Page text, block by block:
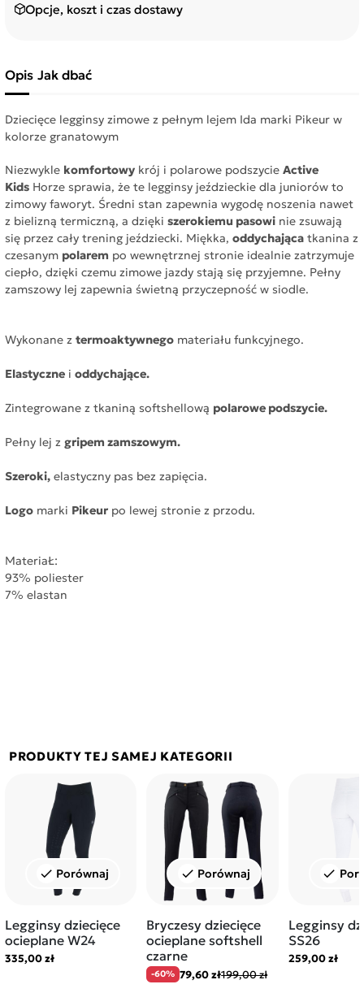
Opcje, koszt i czas dostawy
Opis Jak dbać
Dziecięce legginsy zimowe z pełnym lejem Ida marki Pikeur w
kolorze granatowym
Niezwykle komfortowy krój i polarowe podszycie Active
Kids Horze sprawia, że te legginsy jeździeckie dla juniorów to
zimowy faworyt. Średni stan zapewnia wygodę noszenia nawet
z bielizną termiczną, a dzięki szerokiemu pasowi nie zsuwają
się przez cały trening jeździecki. Miękka, oddychająca tkanina z
czesanym polarem po wewnętrznej stronie idealnie zatrzymuje
ciepło, dzięki czemu zimowe jazdy stają się przyjemne. Pełny
zamszowy lej zapewnia świetną przyczepność w siodle.
Wykonane z termoaktywnego materiału funkcyjnego.
Elastyczne i oddychające.
Zintegrowane z tkaniną softshellową polarowe podszycie.
Pełny lej z gripem zamszowym.
Szeroki, elastyczny pas bez zapięcia.
Logo marki Pikeur po lewej stronie z przodu.
MateriaŁ:
93% poliester
7% elastan
PRODUKTY TEJ SAMEJ KATEGORII
check Porównaj
Legginsy dziecięce
ocieplane W24
335,00 zł
check Porównaj
Bryczesy dziecięce
ocieplane softshell
czarne
-60% 79,60 zł199,00 zł
check
Legginsy
SS26
259,00 zł